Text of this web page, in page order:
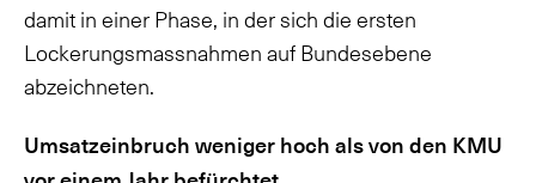
damit in einer Phase, in der sich die ersten
Lockerungsmassnahmen auf Bundesebene
abzeichneten.
Umsatzeinbruch weniger hoch als von den KMU